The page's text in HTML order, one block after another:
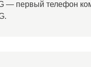
— первый телефон